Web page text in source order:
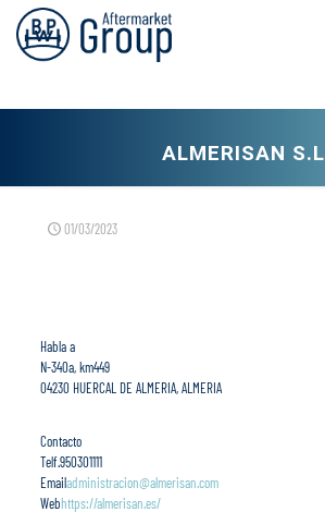
ALMERISAN S.L
01/03/2023
Habla a
N-340a, km449
04230 HUERCAL DE ALMERIA, ALMERIA
Contacto
Telf.950301111
Emailadministracion@almerisan.com
Webhttps://almerisan.es/